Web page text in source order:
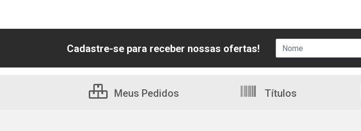
Cadastre-se para receber nossas ofertas!
Meus Pedidos Títulos